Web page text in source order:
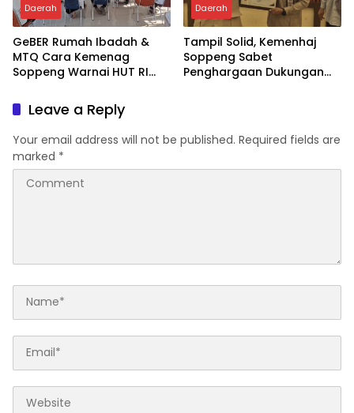
Daerah
GeBER Rumah Ibadah &
MTQ Cara Kemenag
Soppeng Warnai HUT RI
Daerah
Tampil Solid, Kemenhaj
Soppeng Sabet
Penghargaan Dukungan
Leave a Reply
Your email address will not be published. Required fields are
marked *